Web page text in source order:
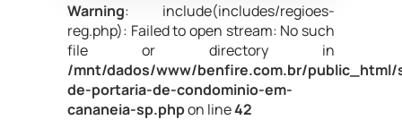
Warning: include(includes/regioes-
reg.php): Failed to open stream: No such
file or directory in
/mnt/dados/www/benfire.com.br/public_html/
de-portaria-de-condominio-em-
cananeia-sp.phpon line42